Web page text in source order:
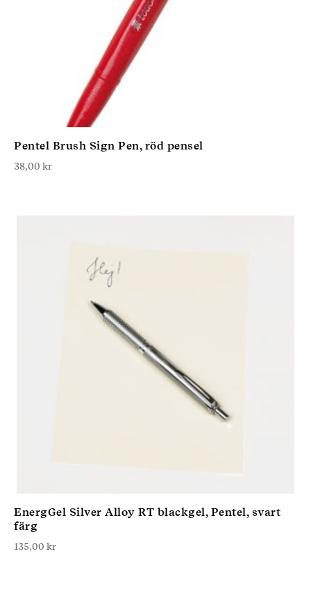
Pentel Brush Sign Pen, röd pensel
38,00 kr
EnergGel Silver Alloy RT blackgel, Pentel, svart
färg
135,00 kr